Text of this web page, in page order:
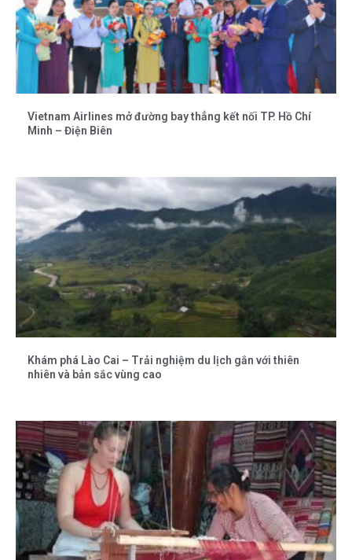
Vietnam Airlines mở đường bay thẳng kết nối TP. Hồ Chí
Minh – Điện Biên
Khám phá Lào Cai – Trải nghiệm du lịch gắn với thiên
nhiên và bản sắc vùng cao